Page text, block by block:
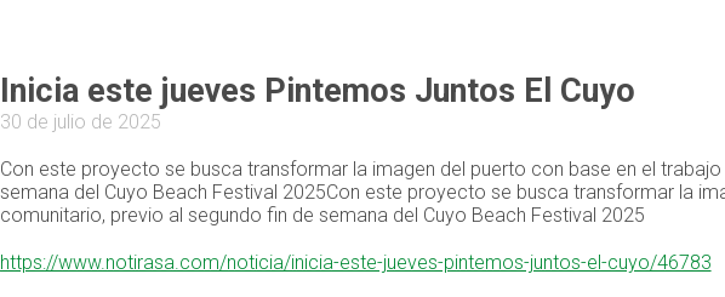
Inicia este jueves Pintemos Juntos El Cuyo
30 de julio de 2025
Con este proyecto se busca transformar la imagen del puerto con base en el
semana del Cuyo Beach Festival 2025Con este proyecto se busca transformar la
comunitario, previo al segundo fin de semana del Cuyo Beach Festival 2025
https://www.notirasa.com/noticia/inicia-este-jueves-pintemos-juntos-el-cuyo/46783